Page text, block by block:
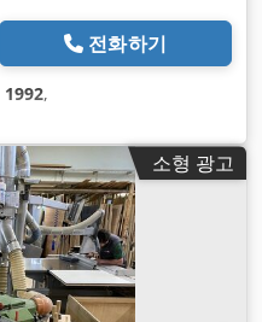
전화하기
1992,
소형 광고